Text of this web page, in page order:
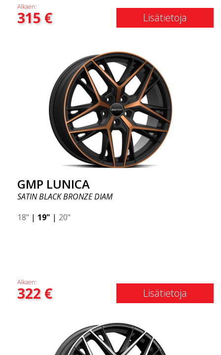
Alkaen:
315€ Lisätietoja
GMP LUNICA
SATIN BLACK BRONZE DIAM
18" | 19" | 20"
Alkaen:
322€ Lisätietoja